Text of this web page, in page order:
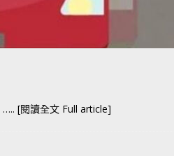
….. [閱讀全文 Full article]